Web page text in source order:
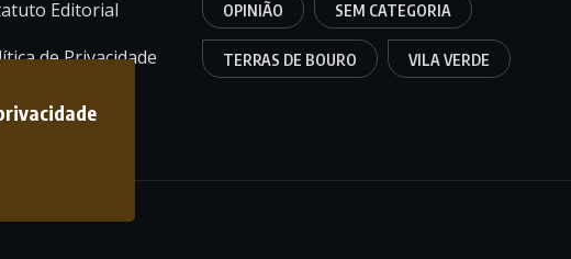
Editorial
de Privacidade
OPINIÃO SEM CATEGORIA
TERRAS DE BOURO VILA VERDE